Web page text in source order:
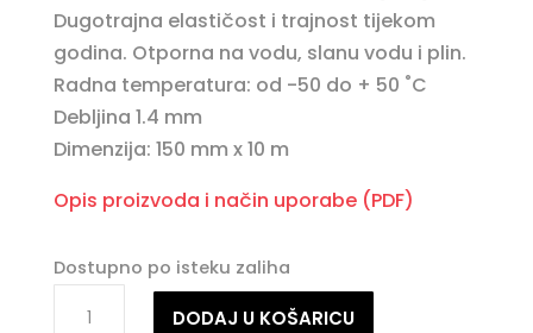
Dugotrajna elastičost i trajnost tijekom
godina. Otporna na vodu, slanu vodu i plin.
Radna temperatura: od -50 do + 50 ˚C
Debljina 1.4 mm
Dimenzija: 150 mm x 10 m
Opis proizvoda i način uporabe (PDF)
Dostupno po isteku zaliha
DODAJ U KOŠARICU